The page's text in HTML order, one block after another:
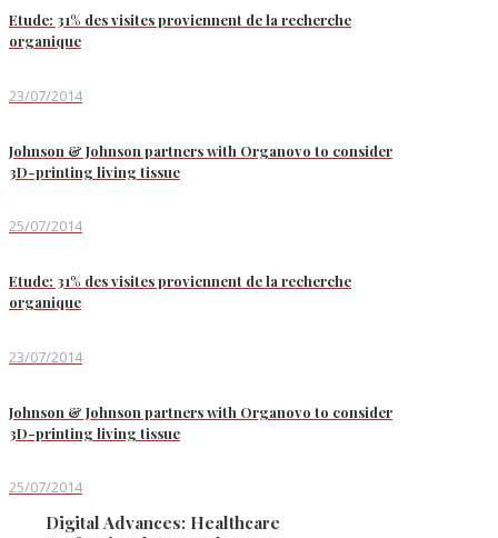
Etude: 31% des visites proviennent de la recherche
organique
23/07/2014
Johnson & Johnson partners with Organovo to consider
3D-printing living tissue
25/07/2014
Etude: 31% des visites proviennent de la recherche
organique
23/07/2014
Johnson & Johnson partners with Organovo to consider
3D-printing living tissue
25/07/2014
Digital Advances: Healthcare